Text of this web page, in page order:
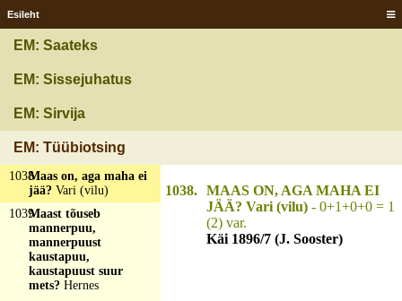
Esileht
EM: Saateks
EM: Sissejuhatus
EM: Sirvija
EM: Tüübiotsing
1035Maa mulke täis, kõik
Röakors
1036Maa mäng, taivas
tands, vikakaar lüü
Maad om, inimese ei
käi, vett om, laeva ei
sõida?Raba
1038Maas on, aga maha ei
jää? Vari (vilu)
1039Maast tõuseb
mannerpuu,
mannerpuust
kaustapuu,
kaustapuust suur
mets? Hernes
1038. MAAS ON, AGA MAHA EI
JÄÄ? Vari (vilu) - 0+1+0+0 = 1
(2) var.
Käi 1896/7 (J. Sooster)